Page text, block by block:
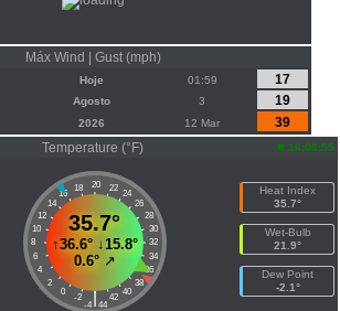
Máx Wind | Gust (mph)
Hoje 01:59
17
Agosto 3
19
2026 12 Mar
39
Temperature (°F)
16:06:55
20
18 22
16
24
14
26
12
28
10
30
8
32
6
34
4
36
2
38
0
40
-2 42
|
-4 44
35.7°
↑36.6°↓ 15.8°
0.6°↗
Heat Index
35.7°
Wet-Bulb
21.9°
Dew Point
-2.1°